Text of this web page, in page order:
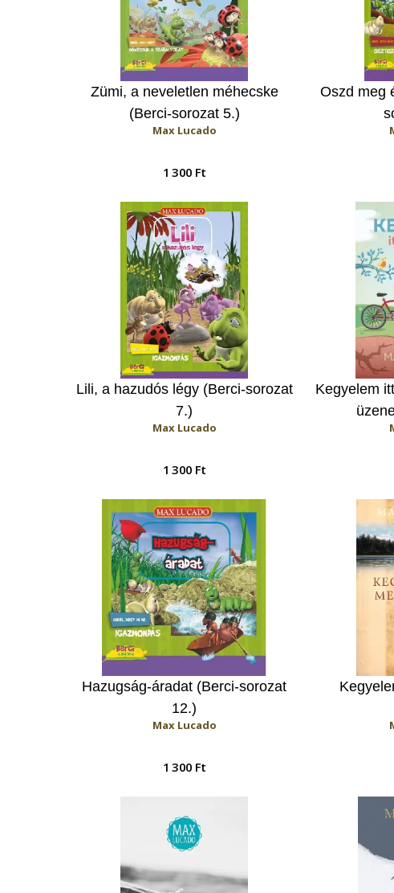
Zümi, a neveletlen méhecske
(Berci-sorozat 5.)
Max Lucado
1 300 Ft
Oszd meg
Lili, a hazudós légy (Berci-sorozat
7.)
Max Lucado
1 300 Ft
Kegyelem
Hazugság-áradat (Berci-sorozat
12.)
Max Lucado
1 300 Ft